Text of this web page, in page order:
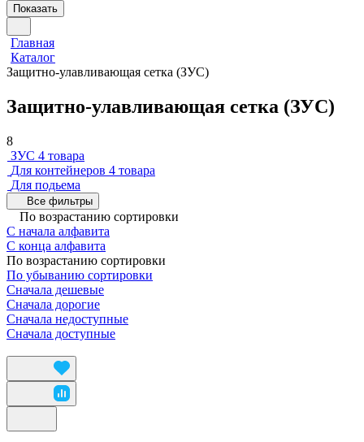
Показать
Главная
Каталог
Защитно-улавливающая сетка (ЗУС)
Защитно-улавливающая сетка (ЗУС)
8
ЗУС 4 товара
Для контейнеров 4 товара
Для подьема
Все фильтры
По возрастанию сортировки
С начала алфавита
С конца алфавита
По возрастанию сортировки
По убыванию сортировки
Сначала дешевые
Сначала дорогие
Сначала недоступные
Сначала доступные